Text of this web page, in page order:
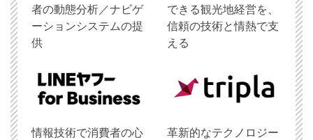
者の動態分析／ナビゲ
ーションシステムの提
供
できる観光地経営を、
信頼の技術と情熱で支
える
情報技術で消費者の心
革新的なテクノロジー